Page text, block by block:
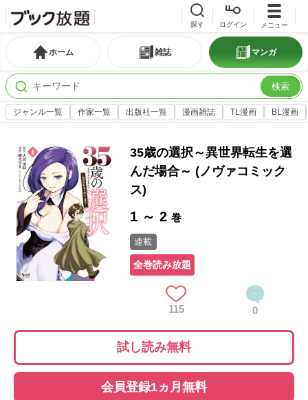
探す ログイン メニュー
ホーム 雑誌 マンガ
検索
ジャンル一覧 作家一覧 出版社一覧 漫画雑誌 TL漫画 BL漫画
35歳の選択～異世界転生を選
んだ場合～ (ノヴァコミック
ス)
1 ～ 2巻
連載
全巻読み放題
115 0
試し読み無料
会員登録1ヵ月無料